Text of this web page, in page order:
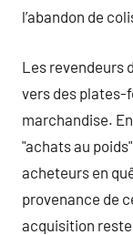
l’abandon de
Les revendeurs
vers des plates-
marchandise.
"achats au
acheteurs en
provenance de
acquisition